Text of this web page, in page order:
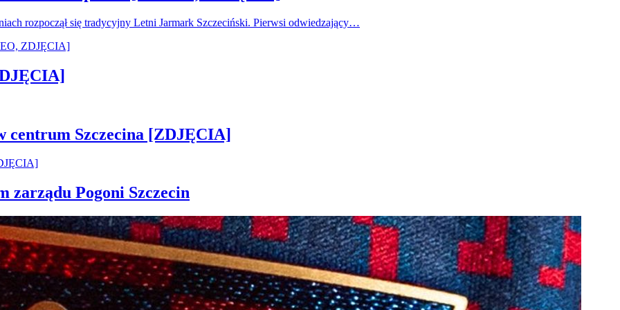
rozpoczął się tradycyjny Letni Jarmark Szczeciński. Pierwsi odwiedzający…
centrum Szczecina [ZDJĘCIA]
zarządu Pogoni Szczecin